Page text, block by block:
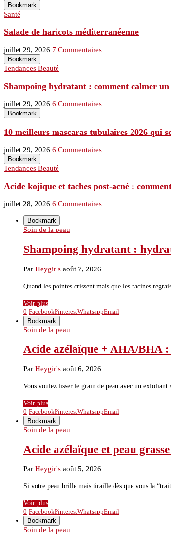
Bookmark
Santé
Salade de haricots méditerranéenne
juillet 29, 2026 7 Commentaires
Bookmark
Tendances Beauté
Shampoing hydratant : comment calmer
juillet 29, 2026 6 Commentaires
Bookmark
10 meilleurs mascaras tubulaires 2026 qui
juillet 29, 2026 6 Commentaires
Bookmark
Tendances Beauté
Acide kojique et taches post-acné :
juillet 28, 2026 6 Commentaires
Bookmark
Soin de la peau
Shampoing hydratant :
Par Heygirls août 7, 2026
Quand les pointes crissent mais que les racines
Voir plus
0 FacebookPinterestWhatsappEmail
Bookmark
Soin de la peau
Acide azélaïque + AHA/BHA
Par Heygirls août 6, 2026
Vous voulez lisser le grain de peau avec un
Voir plus
0 FacebookPinterestWhatsappEmail
Bookmark
Soin de la peau
Acide azélaïque et peau
Par Heygirls août 5, 2026
Si votre peau brille mais tiraille dès que vous la
Voir plus
0 FacebookPinterestWhatsappEmail
Bookmark
Soin de la peau